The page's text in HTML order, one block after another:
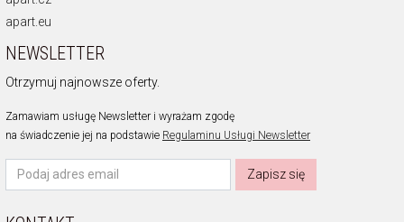
apart.eu
NEWSLETTER
Otrzymuj najnowsze oferty.
Zamawiam usługę Newsletter i wyrażam zgodę
na świadczenie jej na podstawie Regulaminu Usługi Newsletter
Zapisz się